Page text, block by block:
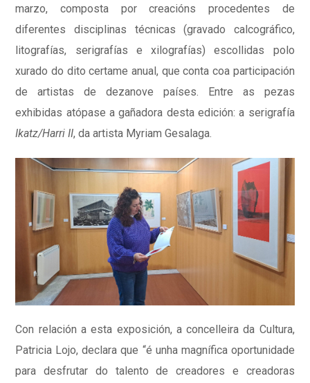
marzo, composta por creacións procedentes de
diferentes disciplinas técnicas (gravado calcográfico,
litografías, serigrafías e xilografías) escollidas polo
xurado do dito certame anual, que conta coa participación
de artistas de dezanove países. Entre as pezas
exhibidas atópase a gañadora desta edición: a serigrafía
Ikatz/Harri II, da artista Myriam Gesalaga.
Con relación a esta exposición, a concelleira da Cultura,
Patricia Lojo, declara que “é unha magnífica oportunidade
para desfrutar do talento de creadores e creadoras